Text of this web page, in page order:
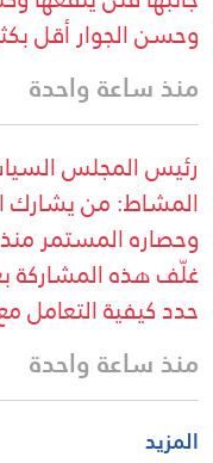
وحسن الجوار أقل
منذ ساعة واحدة
رئيس المجلس
المشاط: من يشارك
غلّف هذه المشاركة
حدد كيفية التعامل
منذ ساعة واحدة
المزيد